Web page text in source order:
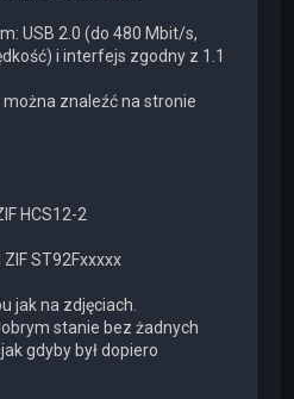
USB 2.0 (do 480 Mbit/s,
i interfejs zgodny z 1.1
można znaleźć na stronie
HCS12-2
ST92Fxxxxx
jak na zdjęciach.
stanie bez żadnych
gdyby był dopiero